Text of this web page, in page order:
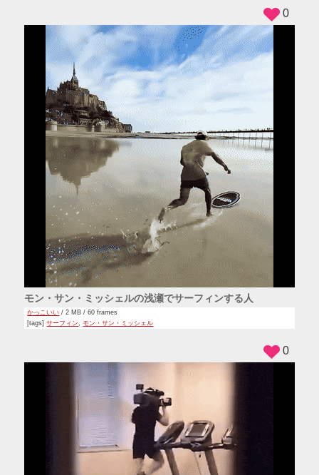
モン・サン・ミッシェルの浅瀬でサーフィンする人
かっこいい / 2 MB / 60 frames
[tags]サーフィン,モン・サン・ミッシェル
0
0